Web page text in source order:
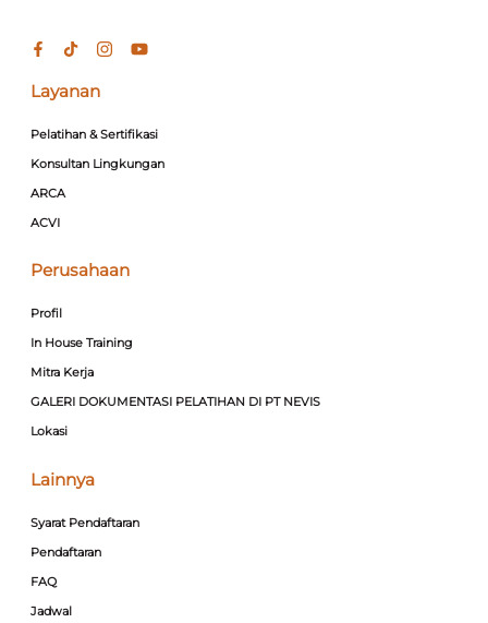
Layanan
Pelatihan & Sertifikasi
Konsultan Lingkungan
ARCA
ACVI
Perusahaan
Profil
In House Training
Mitra Kerja
GALERI DOKUMENTASI PELATIHAN DI PT NEVIS
Lokasi
Lainnya
Syarat Pendaftaran
Pendaftaran
FAQ
Jadwal